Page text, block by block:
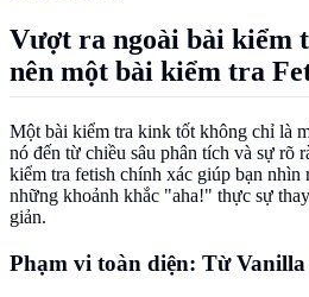
Vượt ra ngoài bài kiểm
nên một bài kiểm tra
Một bài kiểm tra kink tốt không chỉ là
nó đến từ chiều sâu phân tích và sự rõ
kiểm tra fetish chính xác giúp bạn nhìn
những khoảnh khắc "aha!" thực sự
giản.
Phạm vi toàn diện: Từ